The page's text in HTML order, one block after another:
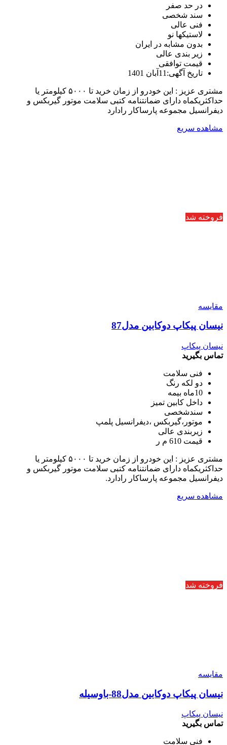
در حد صفر
سند شخصی
فنی عالی
لاستیکها نو
بدون مشابه در ایران
زیر بندی عالی
قیمت توافقی
تاریخ آگهی:11آبان 1401
مشتری عزیز : این خودرو از زمان خرید تا ۵۰۰۰ کیلومتر یا
حداکثریکماه دارای ضمانتنامه کتبی سلامت موتور گیربکس و
دیفرانسیل مجموعه پارساکار رادارد
مشاهده سریع
فروخته شد
مقایسه
نیسان پیکاپ دوکابین مدل87
نیسان پیکاپ
تماس بگیرید
فنی سلامت
دو لکه رنگ
10ماه بیمه
داخل کابین تمیز
سندشخصی
موتور،گیربکس ،دیفرانسیل پلمپ
زیربندی عالی
قیمت 610 م ر
مشتری عزیز : این خودرو از زمان خرید تا ۵۰۰۰ کیلومتر یا
حداکثریکماه دارای ضمانتنامه کتبی سلامت موتور گیربکس و
دیفرانسیل مجموعه پارساکار رادارد.
مشاهده سریع
فروخته شد
مقایسه
نیسان پیکاپ دوکابین مدل88-باوسیله
نیسان پیکاپ
تماس بگیرید
فنی سلامت